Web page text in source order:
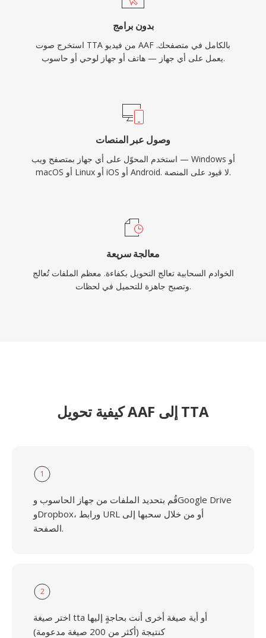
بدون برامج
استخرج صوت TTA من فيديو AAF بالكامل في متصفحك.
يعمل على أي جهاز — هاتف أو جهاز لوحي أو حاسوب.
وصول عبر المنصات
استخدم المحوّل على أي جهاز بمتصفح ويب — Windows أو
macOS أو Linux أو iOS أو Android. لا قيود على المنصة.
معالجة سريعة
الخوادم السحابية تعالج التحويل بكفاءة. معظم الملفات تُعالج
وتصبح جاهزة للتحميل في لحظات.
كيفية تحويل AAF إلى TTA
1
قُم بتحديد الملفات من جهاز الحاسوب وGoogle Drive
وDropbox، ورابط URL أو من خلال سحبها إلى
الصفحة.
2
اختر صيغة tta أو أية صيغة أخرى أنت بحاجةٍ إليها
كنتيجة (أكثر من 200 صيغة مدعومة)